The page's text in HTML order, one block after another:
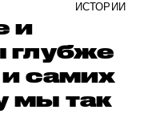
ИСТОРИИ
и
глубже
самих
мы так